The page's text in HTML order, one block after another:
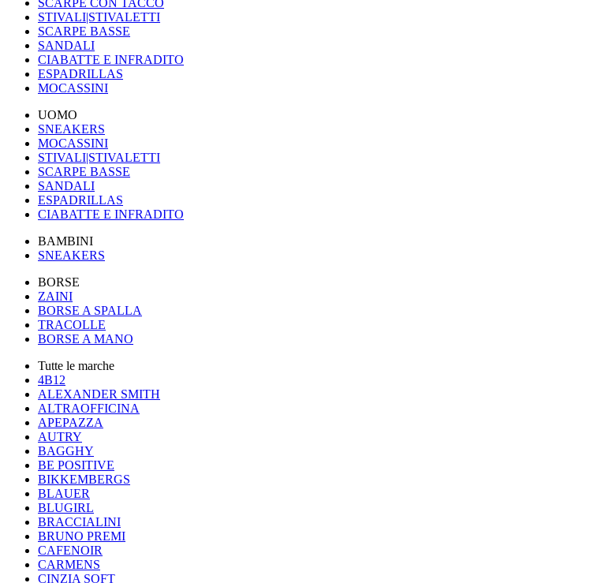
SCARPE CON TACCO
STIVALI|STIVALETTI
SCARPE BASSE
SANDALI
CIABATTE E INFRADITO
ESPADRILLAS
MOCASSINI
UOMO
SNEAKERS
MOCASSINI
STIVALI|STIVALETTI
SCARPE BASSE
SANDALI
ESPADRILLAS
CIABATTE E INFRADITO
BAMBINI
SNEAKERS
BORSE
ZAINI
BORSE A SPALLA
TRACOLLE
BORSE A MANO
Tutte le marche
4B12
ALEXANDER SMITH
ALTRAOFFICINA
APEPAZZA
AUTRY
BAGGHY
BE POSITIVE
BIKKEMBERGS
BLAUER
BLUGIRL
BRACCIALINI
BRUNO PREMI
CAFENOIR
CARMENS
CINZIA SOFT